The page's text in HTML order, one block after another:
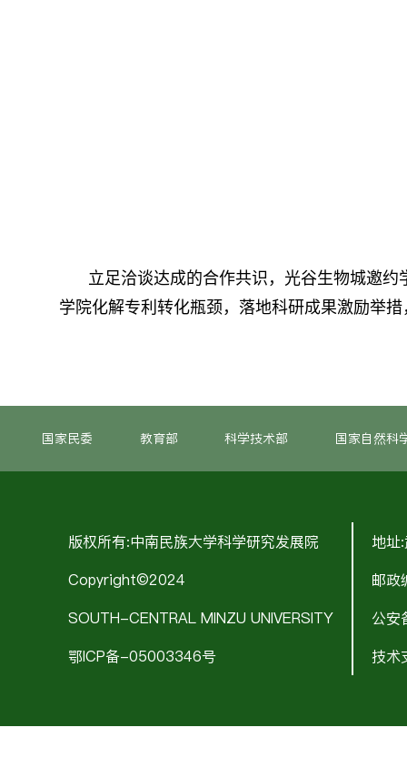
立足洽谈达成的合作共识，光谷生物城邀
学院化解专利转化瓶颈，落地科研成果激励举
国家民委 教育部 科学技术部 国家自然科
版权所有:中南民族大学科学研究发展院
Copyright©2024
SOUTH-CENTRAL MINZU UNIVERSITY
鄂ICP备-05003346号
地址
邮政
公
技术